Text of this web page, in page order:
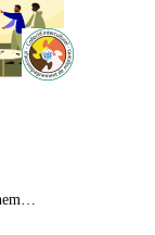
Collectif interculturel d'accompagnement de migrants (CIAM)